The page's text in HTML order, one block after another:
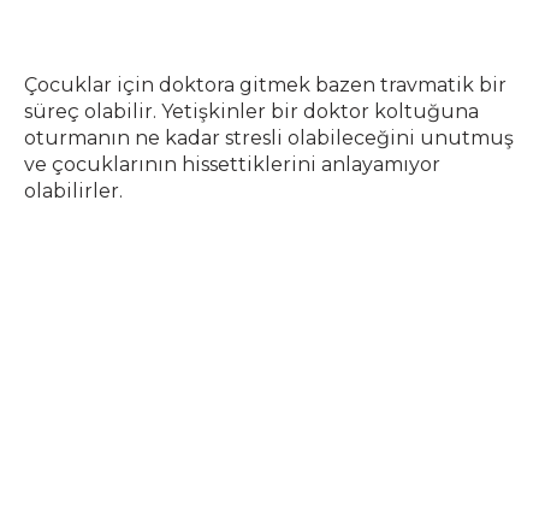
Çocuklar için doktora gitmek bazen travmatik bir
süreç olabilir. Yetişkinler bir doktor koltuğuna
oturmanın ne kadar stresli olabileceğini unutmuş
ve çocuklarının hissettiklerini anlayamıyor
olabilirler.